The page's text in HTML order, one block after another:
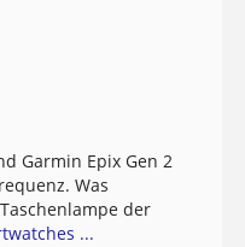
Garmin Epix Gen 2
Was
der
...